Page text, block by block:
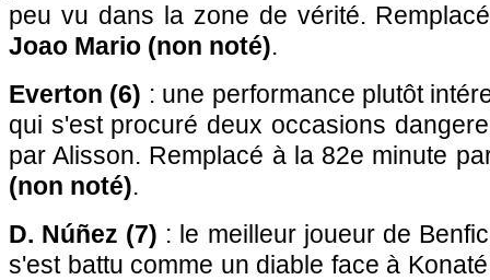
peu vu dans la zone de vérité.
Joao Mario (non noté).
Everton (6) : une performance plutôt
qui s'est procuré deux occasions
par Alisson. Remplacé à la 82e minute
(non noté).
D. Núñez (7) : le meilleur joueur de
s'est battu comme un diable face à